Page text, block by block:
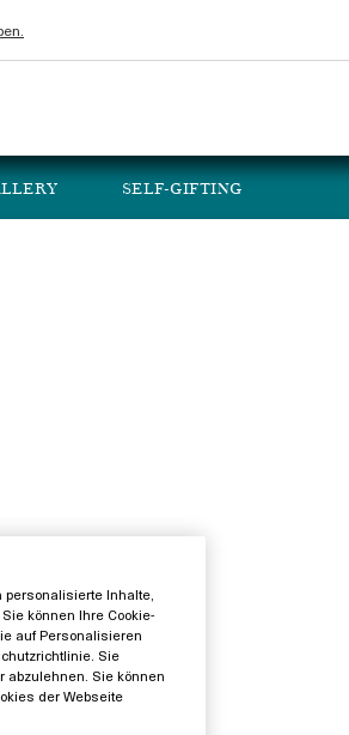
SELF-GIFTING
personalisierte Inhalte,
können Ihre Cookie-
auf Personalisieren
Sie
abzulehnen. Sie können
der Webseite